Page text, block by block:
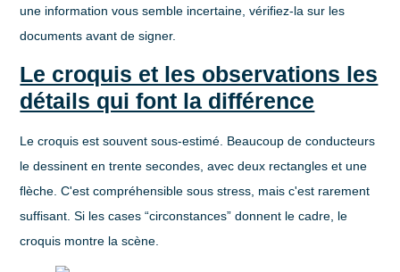
une information vous semble incertaine, vérifiez-la sur les
documents avant de signer.
Le croquis et les observations les
détails qui font la différence
Le croquis est souvent sous-estimé. Beaucoup de conducteurs
le dessinent en trente secondes, avec deux rectangles et une
flèche. C'est compréhensible sous stress, mais c'est rarement
suffisant. Si les cases “circonstances” donnent le cadre, le
croquis montre la scène.